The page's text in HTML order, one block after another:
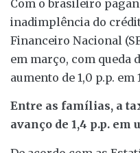
Com o brasileiro
inadimplência do
Financeiro Nacional
em março, com queda
aumento de 1,0 p.p. em
Entre as famílias, a
avanço de 1,4 p.p. em